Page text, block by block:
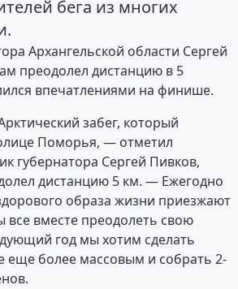
бега из многих
Архангельской области Сергей
преодолел дистанцию в 5
впечатлениями на финише.
забег, который
Поморья, — отметил
губернатора Сергей Пивков,
дистанцию 5 км. — Ежегодно
образа жизни приезжают
все вместе преодолеть свою
год мы хотим сделать
еще более массовым и собрать 2-